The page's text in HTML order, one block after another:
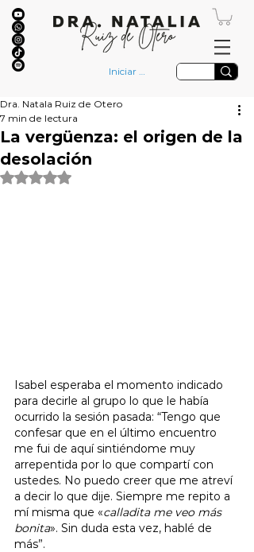
Iniciar sesión
La vergüenza: el origen de la
desolación
Dra. Natala Ruiz de Otero
7 min de lectura
Obtuvo NaN de 5 estrellas.
Isabel esperaba el momento indicado
para decirle al grupo lo que le había
ocurrido la sesión pasada: “Tengo que
confesar que en el último encuentro
me fui de aquí sintiéndome muy
arrepentida por lo que compartí con
ustedes. No puedo creer que me atreví
a decir lo que dije. Siempre me repito a
mí misma que «calladita me veo más
bonita». Sin duda esta vez, hablé de
más”.